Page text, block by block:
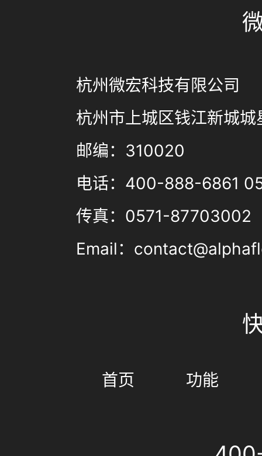
杭州微宏科技有限公司
杭州市上城区钱江新城
邮编：310020
电话：400-888-6861
传真：0571-87703002
Email：
首页 功能